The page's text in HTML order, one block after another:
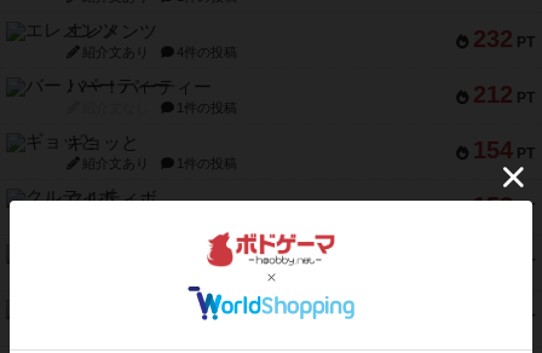
232 PT
エレメンツ
紹介文あり 4件の投稿
212 PT
バー！パーティー
1件の投稿
154 PT
ギョッと
紹介文あり 1件の投稿
152 PT
クルティボ
PT
PT
ドブル：ポケットモンスター